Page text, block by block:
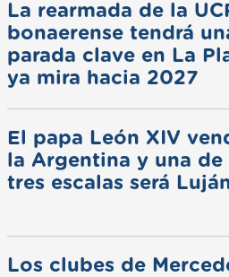
La rearmada de la
bonaerense tendrá
parada clave en La
ya mira hacia 2027
El papa León XIV
la Argentina y una de
tres escalas será
Los clubes de